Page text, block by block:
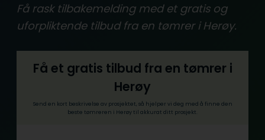
Få rask tilbakemelding med et gratis og
uforpliktende tilbud fra en tømrer i Herøy.
Få et gratis tilbud fra en tømrer i
Herøy
Send en kort beskrivelse av prosjektet, så hjelper vi deg med å finne den
beste tømreren i Herøy til akkurat ditt prosjekt.